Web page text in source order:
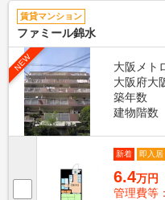
賃貸マンション
ファミール錦水
NEW
大阪メト
大阪府大
築年数
建物階数
新着 即入居
6.4万円
管理費等